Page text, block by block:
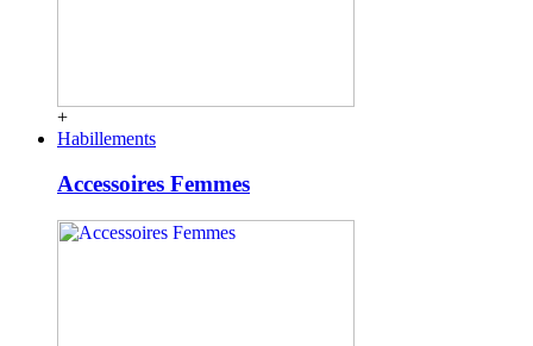
+
Habillements
Accessoires Femmes